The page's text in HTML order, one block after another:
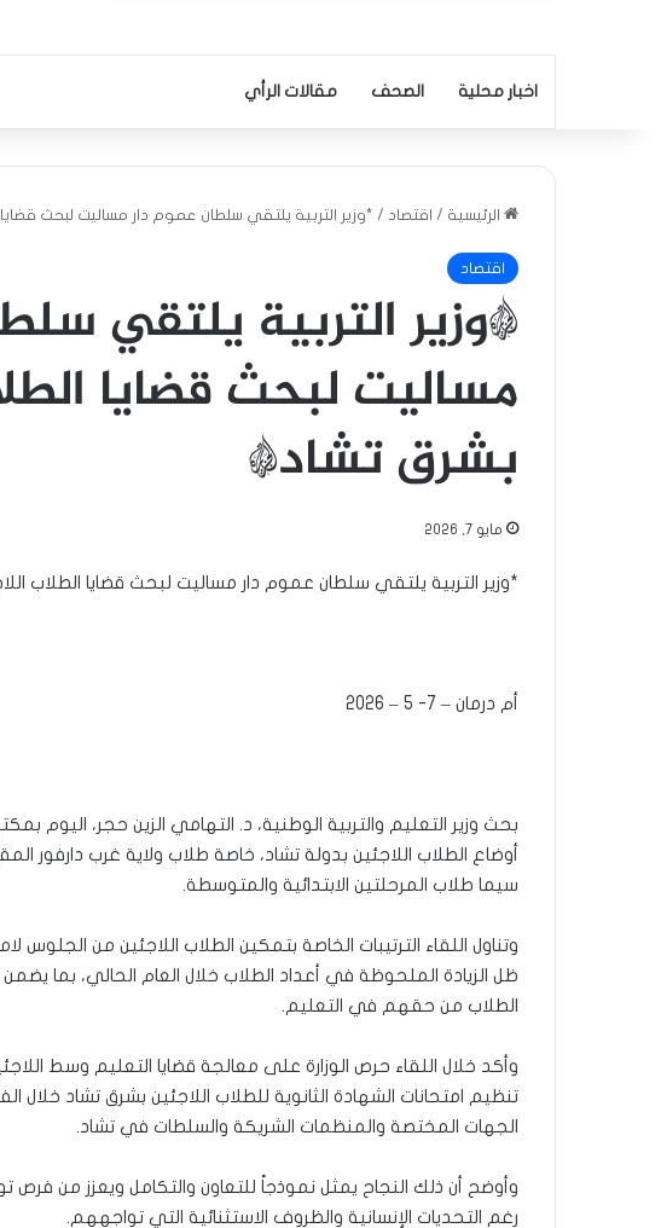
اخبار محلية الصحف مقالات الرأي
الرئيسية / اقتصاد / *وزير التربية يلتقي سلطان عموم دار مساليت لبحث
اقتصاد
*وزير التربية يلتقي
مساليت لبحث قضايا
بشرق تشاد*
مايو 7, 2026
*وزير التربية يلتقي سلطان عموم دار مساليت لبحث قضايا الطلاب
أم درمان – 7- 5 – 2026
بحث وزير التعليم والتربية الوطنية، د. التهامي الزين حجر، اليوم
أوضاع الطلاب اللاجئين بدولة تشاد، خاصة طلاب ولاية غرب دارفور
سيما طلاب المرحلتين الابتدائية والمتوسطة.
وتناول اللقاء الترتيبات الخاصة بتمكين الطلاب اللاجئين من الجلوس
ظل الزيادة الملحوظة في أعداد الطلاب خلال العام الحالي، بما
الطلاب من حقهم في التعليم.
وأكد خلال اللقاء حرص الوزارة على معالجة قضايا التعليم وسط
تنظيم امتحانات الشهادة الثانوية للطلاب اللاجئين بشرق تشاد خلال
الجهات المختصة والمنظمات الشريكة والسلطات في تشاد.
وأوضح أن ذلك النجاح يمثل نموذجاً للتعاون والتكامل ويعزز من فرص
رغم التحديات الإنسانية والظروف الاستثنائية التي تواجههم.